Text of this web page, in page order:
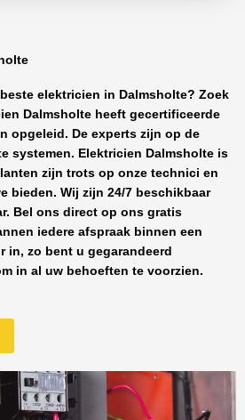
elektricien in Dalmsholte? Zoek
Dalmsholte heeft gecertificeerde
opgeleid. De experts zijn op de
systemen. Elektricien Dalmsholte is
zijn trots op onze technici en
bieden. Wij zijn 24/7 beschikbaar
Bel ons direct op ons gratis
iedere afspraak binnen een
in, zo bent u gegarandeerd
in al uw behoeften te voorzien.